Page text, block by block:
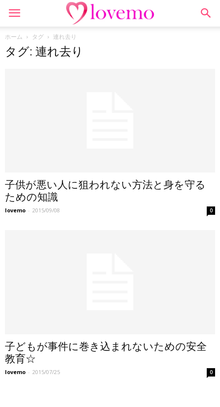
ホーム タグ 連れ去り
タグ: 連れ去り
子供が悪い人に狙われない方法と身を守る
ための知識
lovemo - 2015/09/08 0
子どもが事件に巻き込まれないための安全
教育☆
lovemo - 2015/07/25 0